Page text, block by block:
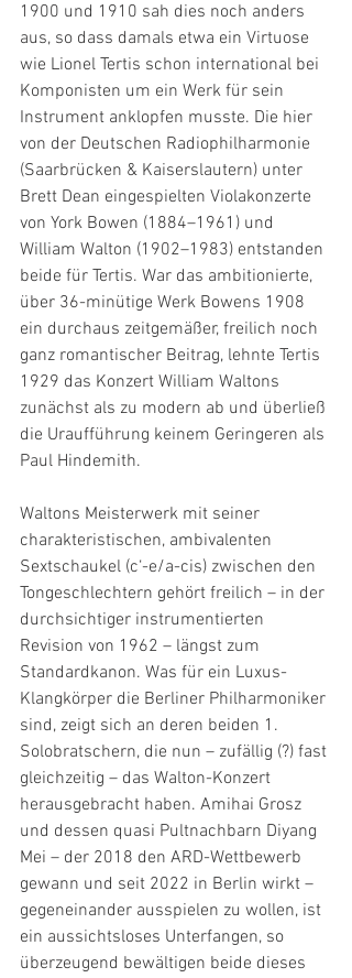
1900 und 1910 sah dies noch anders
aus, so dass damals etwa ein Virtuose
wie Lionel Tertis schon international bei
Komponisten um ein Werk für sein
Instrument anklopfen musste. Die hier
von der Deutschen Radiophilharmonie
(Saarbrücken & Kaiserslautern) unter
Brett Dean eingespielten Violakonzerte
von York Bowen (1884–1961) und
William Walton (1902–1983) entstanden
beide für Tertis. War das ambitionierte,
über 36-minütige Werk Bowens 1908
ein durchaus zeitgemäßer, freilich noch
ganz romantischer Beitrag, lehnte Tertis
1929 das Konzert William Waltons
zunächst als zu modern ab und überließ
die Uraufführung keinem Geringeren als
Paul Hindemith.
Waltons Meisterwerk mit seiner
charakteristischen, ambivalenten
Sextschaukel (c‘-e/a-cis) zwischen den
Tongeschlechtern gehört freilich – in der
durchsichtiger instrumentierten
Revision von 1962 – längst zum
Standardkanon. Was für ein Luxus-
Klangkörper die Berliner Philharmoniker
sind, zeigt sich an deren beiden 1.
Solobratschern, die nun – zufällig (?) fast
gleichzeitig – das Walton-Konzert
herausgebracht haben. Amihai Grosz
und dessen quasi Pultnachbarn Diyang
Mei – der 2018 den ARD-Wettbewerb
gewann und seit 2022 in Berlin wirkt –
gegeneinander ausspielen zu wollen, ist
ein aussichtsloses Unterfangen, so
überzeugend bewältigen beide dieses